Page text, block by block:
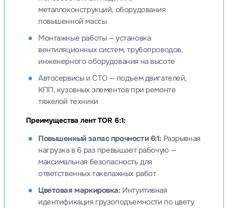
металлоконструкций, оборудования
повышенной массы
Монтажные работы — установка
вентиляционных систем, трубопроводов,
инженерного оборудования на высоте
Автосервисы и СТО — подъем двигателей,
КПП, кузовных элементов при ремонте
тяжелой техники
Преимущества лент TOR 6:1:
Повышенный запас прочности 6:1:Разрывная
нагрузка в 6 раз превышает рабочую —
максимальная безопасность для
ответственных такелажных работ
Цветовая маркировка:Интуитивная
идентификация грузоподъемности по цвету